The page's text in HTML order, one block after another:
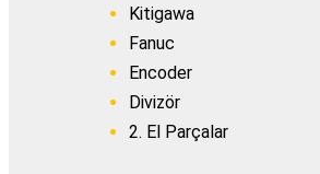
Kitigawa
Fanuc
Encoder
Divizör
2. El Parçalar